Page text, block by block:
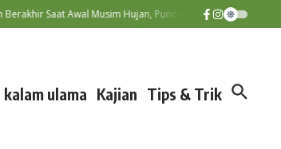
Saat Awal Musim Hujan, Puncak El Nino Terjadi
kalam ulama Kajian Tips & Trik